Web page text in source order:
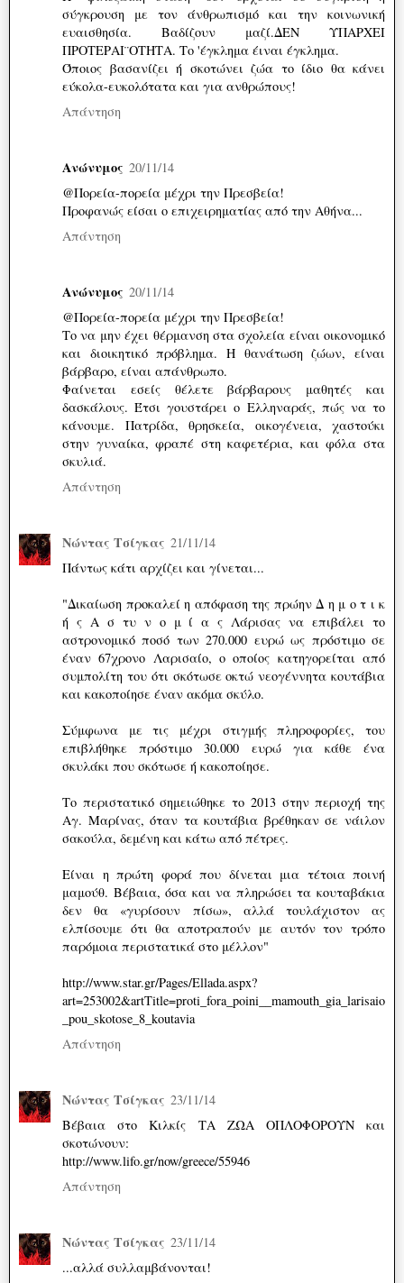
σύγκρουση με τον άνθρωπισμό και την κοινωνική
ευαισθησία. Βαδίζουν μαζί.ΔΕΝ ΥΠΑΡΧΕΙ
ΠΡΟΤΕΡΑΙ¨ΟΤΗΤΑ. Το 'έγκλημα έιναι έγκλημα.
Όποιος βασανίζει ή σκοτώνει ζώα το ίδιο θα κάνει
εύκολα-ευκολότατα και για ανθρώπους!
Απάντηση
Ανώνυμος 20/11/14
@Πορεία-πορεία μέχρι την Πρεσβεία!
Προφανώς είσαι ο επιχειρηματίας από την Αθήνα...
Απάντηση
Ανώνυμος 20/11/14
@Πορεία-πορεία μέχρι την Πρεσβεία!
Το να μην έχει θέρμανση στα σχολεία είναι οικονομικό
και διοικητικό πρόβλημα. Η θανάτωση ζώων, είναι
βάρβαρο, είναι απάνθρωπο.
Φαίνεται εσείς θέλετε βάρβαρους μαθητές και
δασκάλους. Έτσι γουστάρει ο Ελληναράς, πώς να το
κάνουμε. Πατρίδα, θρησκεία, οικογένεια, χαστούκι
στην γυναίκα, φραπέ στη καφετέρια, και φόλα στα
σκυλιά.
Απάντηση
Νώντας Τσίγκας 21/11/14
Πάντως κάτι αρχίζει και γίνεται...
"Δικαίωση προκαλεί η απόφαση της πρώην Δ η μ ο τ ι κ
ή ς Α σ τυ ν ο μ ί α ς Λάρισας να επιβάλει το
αστρονομικό ποσό των 270.000 ευρώ ως πρόστιμο σε
έναν 67χρονο Λαρισαίο, ο οποίος κατηγορείται από
συμπολίτη του ότι σκότωσε οκτώ νεογέννητα κουτάβια
και κακοποίησε έναν ακόμα σκύλο.
Σύμφωνα με τις μέχρι στιγμής πληροφορίες, του
επιβλήθηκε πρόστιμο 30.000 ευρώ για κάθε ένα
σκυλάκι που σκότωσε ή κακοποίησε.
Το περιστατικό σημειώθηκε το 2013 στην περιοχή της
Αγ. Μαρίνας, όταν τα κουτάβια βρέθηκαν σε νάιλον
σακούλα, δεμένη και κάτω από πέτρες.
Είναι η πρώτη φορά που δίνεται μια τέτοια ποινή
μαμούθ. Βέβαια, όσα και να πληρώσει τα κουταβάκια
δεν θα «γυρίσουν πίσω», αλλά τουλάχιστον ας
ελπίσουμε ότι θα αποτραπούν με αυτόν τον τρόπο
παρόμοια περιστατικά στο μέλλον"
http://www.star.gr/Pages/Ellada.aspx?
art=253002&artTitle=proti_fora_poini__mamouth_gia_larisaio
_pou_skotose_8_koutavia
Απάντηση
Νώντας Τσίγκας 23/11/14
Βέβαια στο Κιλκίς ΤΑ ΖΩΑ ΟΠΛΟΦΟΡΟΥΝ και
σκοτώνουν:
http://www.lifo.gr/now/greece/55946
Απάντηση
Νώντας Τσίγκας 23/11/14
...αλλά συλλαμβάνονται!